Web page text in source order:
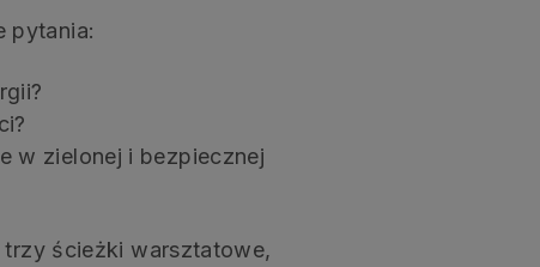
pytania:
w zielonej i bezpiecznej
trzy ścieżki warsztatowe,